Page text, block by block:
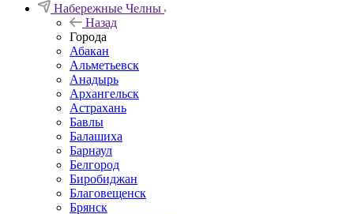
Набережные Челны
Назад
Города
Абакан
Альметьевск
Анадырь
Архангельск
Астрахань
Бавлы
Балашиха
Барнаул
Белгород
Биробиджан
Благовещенск
Брянск